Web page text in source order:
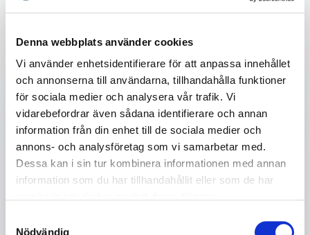
Denna webbplats använder cookies
Vi använder enhetsidentifierare för att anpassa innehållet
och annonserna till användarna, tillhandahålla funktioner
för sociala medier och analysera vår trafik. Vi
vidarebefordrar även sådana identifierare och annan
information från din enhet till de sociala medier och
annons- och analysföretag som vi samarbetar med.
Dessa kan i sin tur kombinera informationen med annan
information som du har tillhandahållit eller som de har
Nödvändig
Ditt namn*
E-post*
Telefon
Företag eller organisation